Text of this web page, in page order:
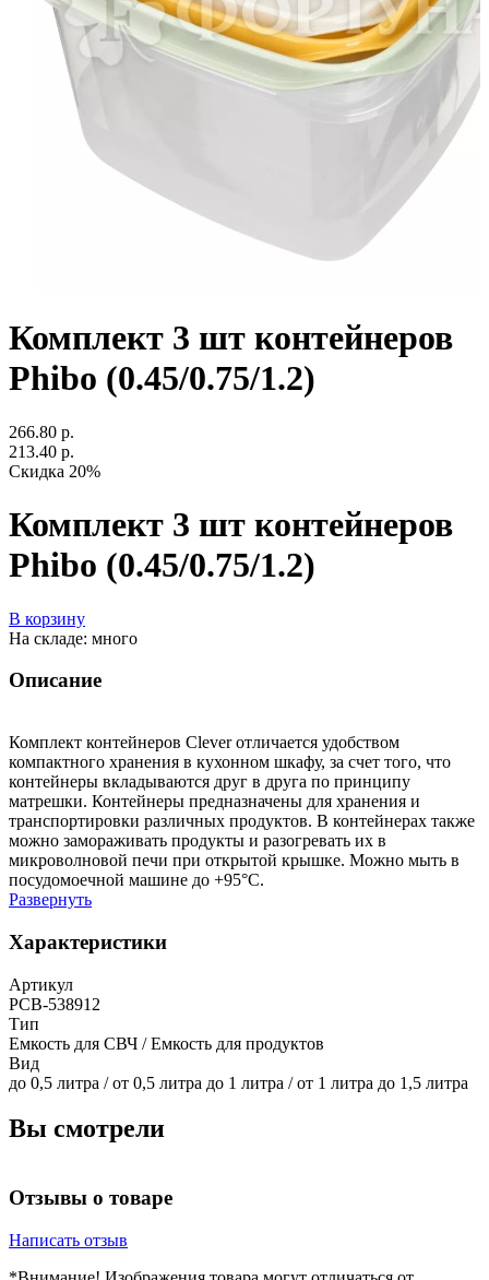
Комплект 3 шт контейнеров
Phibo (0.45/0.75/1.2)
266.80 р.
213.40 р.
Скидка 20%
Комплект 3 шт контейнеров
Phibo (0.45/0.75/1.2)
В корзину
На складе: много
Описание
Комплект контейнеров Clever отличается удобством
компактного хранения в кухонном шкафу, за счет того, что
контейнеры вкладываются друг в друга по принципу
матрешки. Контейнеры предназначены для хранения и
транспортировки различных продуктов. В контейнерах также
можно замораживать продукты и разогревать их в
микроволновой печи при открытой крышке. Можно мыть в
посудомоечной машине до +95°С.
Развернуть
Характеристики
Артикул
РСВ-538912
Тип
Емкость для СВЧ / Емкость для продуктов
Вид
до 0,5 литра / от 0,5 литра до 1 литра / от 1 литра до 1,5 литра
Вы смотрели
Отзывы о товаре
Написать отзыв